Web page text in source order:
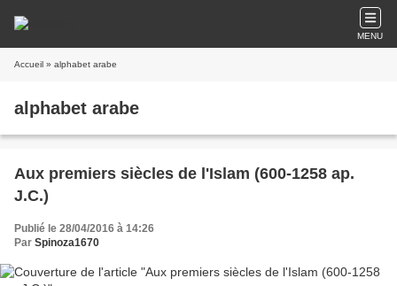
MENU
Accueil » alphabet arabe
alphabet arabe
Aux premiers siècles de l'Islam (600-1258 ap.
J.C.)
Publié le 28/04/2016 à 14:26
Par Spinoza1670